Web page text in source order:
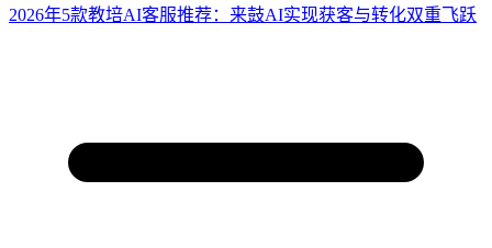
2026年5款教培AI客服推荐：来鼓AI实现获客与转化双重飞跃